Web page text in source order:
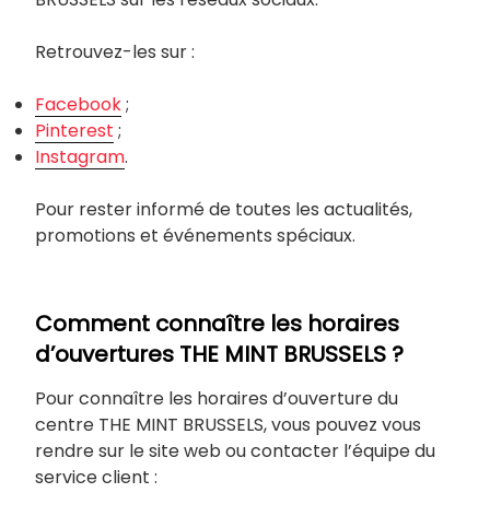
Retrouvez-les sur :
Facebook;
Pinterest ;
Instagram.
Pour rester informé de toutes les actualités,
promotions et événements spéciaux.
Comment connaître les horaires
d’ouvertures THE MINT BRUSSELS ?
Pour connaître les horaires d’ouverture du
centre THE MINT BRUSSELS, vous pouvez vous
rendre sur le site web ou contacter l’équipe du
service client :